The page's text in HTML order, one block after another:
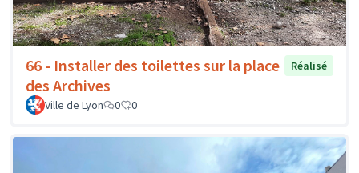
66 - Installer des toilettes sur la place
des Archives
Réalisé
Ville de Lyon 0 0